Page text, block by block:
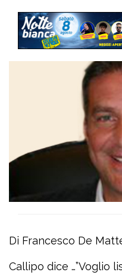
Di Francesco De
Callipo dice …”Voglio